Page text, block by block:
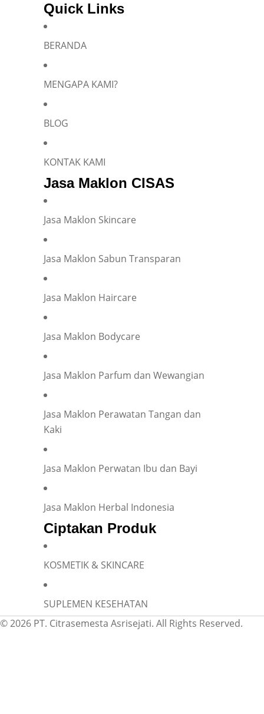
Quick Links
BERANDA
MENGAPA KAMI?
BLOG
KONTAK KAMI
Jasa Maklon CISAS
Jasa Maklon Skincare
Jasa Maklon Sabun Transparan
Jasa Maklon Haircare
Jasa Maklon Bodycare
Jasa Maklon Parfum dan Wewangian
Jasa Maklon Perawatan Tangan dan
Kaki
Jasa Maklon Perwatan Ibu dan Bayi
Jasa Maklon Herbal Indonesia
Ciptakan Produk
KOSMETIK & SKINCARE
SUPLEMEN KESEHATAN
© 2026 PT. Citrasemesta Asrisejati. All Rights Reserved.